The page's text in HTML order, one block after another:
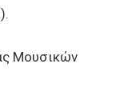
Μουσικών